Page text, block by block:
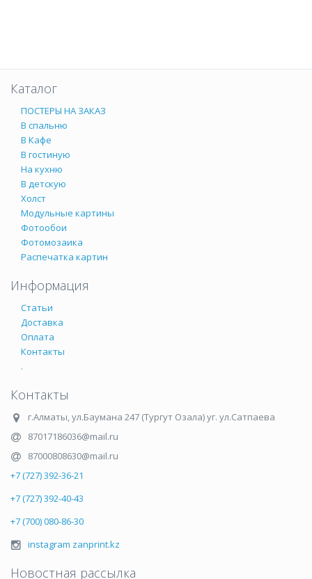
Каталог
ПОСТЕРЫ НА ЗАКАЗ
В спальню
В Кафе
В гостиную
На кухню
В детскую
Холст
Модульные картины
Фотообои
Фотомозаика
Распечатка картин
Информация
Статьи
Доставка
Оплата
Контакты
.
Контакты
г.Алматы,ул.Баумана 247 (Тургут Озала) уг. ул.Сатпаева
87017186036@mail.ru
87000808630@mail.ru
+7 (727) 392-36-21
+7 (727) 392-40-43
+7 (700) 080-86-30
instagram zanprint.kz
Новостная рассылка